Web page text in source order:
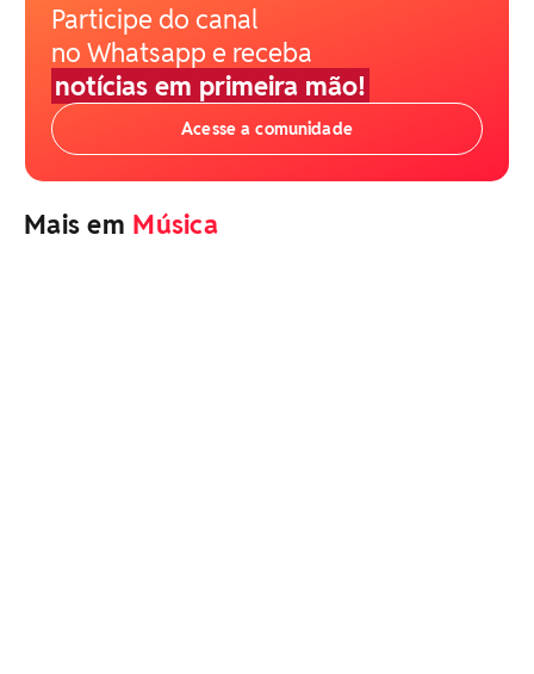
Participe do canal
no Whatsapp e receba
notícias em primeira mão!
Acesse a comunidade
Mais em Música